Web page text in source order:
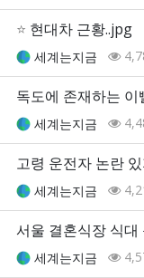
⭐ 현대차 근황..jpg
세계는지금
독도에 존재하는
세계는지금
고령 운전자 논란
세계는지금
서울 결혼식장 식
세계는지금